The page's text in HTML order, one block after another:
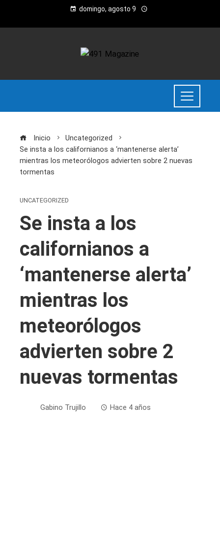
domingo, agosto 9
Inicio
Uncategorized
Se insta a los californianos a ‘mantenerse alerta’
mientras los meteorólogos advierten sobre 2 nuevas
tormentas
UNCATEGORIZED
Se insta a los
californianos a
‘mantenerse alerta’
mientras los
meteorólogos
advierten sobre 2
nuevas tormentas
Gabino Trujillo Hace 4 años